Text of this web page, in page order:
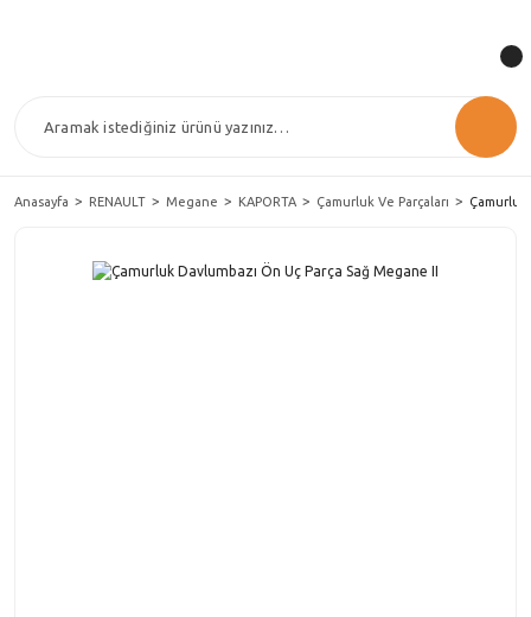
Anasayfa RENAULT Megane KAPORTA Çamurluk Ve Parçaları Çamurluk